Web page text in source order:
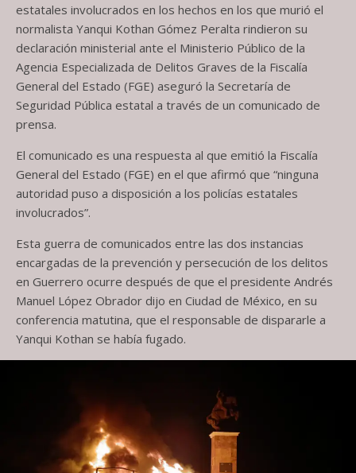
estatales involucrados en los hechos en los que murió el
normalista Yanqui Kothan Gómez Peralta rindieron su
declaración ministerial ante el Ministerio Público de la
Agencia Especializada de Delitos Graves de la Fiscalía
General del Estado (FGE) aseguró la Secretaría de
Seguridad Pública estatal a través de un comunicado de
prensa.
El comunicado es una respuesta al que emitió la Fiscalía
General del Estado (FGE) en el que afirmó que “ninguna
autoridad puso a disposición a los policías estatales
involucrados”.
Esta guerra de comunicados entre las dos instancias
encargadas de la prevención y persecución de los delitos
en Guerrero ocurre después de que el presidente Andrés
Manuel López Obrador dijo en Ciudad de México, en su
conferencia matutina, que el responsable de dispararle a
Yanqui Kothan se había fugado.